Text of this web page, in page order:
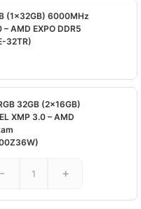
(1x32GB) 6000MHz
AMD EXPO DDR5
32TR)
32GB (2x16GB)
XMP 3.0 – AMD
- +